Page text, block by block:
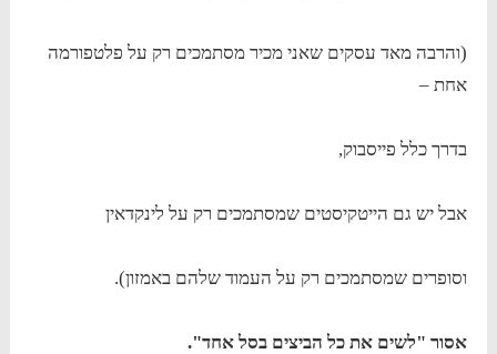
(והרבה מאד עסקים שאני מכיר מסתמכים רק על פלטפורמה
אחת –
בדרך כלל פייסבוק,
אבל יש גם הייטקיסטים שמסתמכים רק על לינקדאין
וסופרים שמסתמכים רק על העמוד שלהם באמזון).
אסור "לשים את כל הביצים בסל אחד".